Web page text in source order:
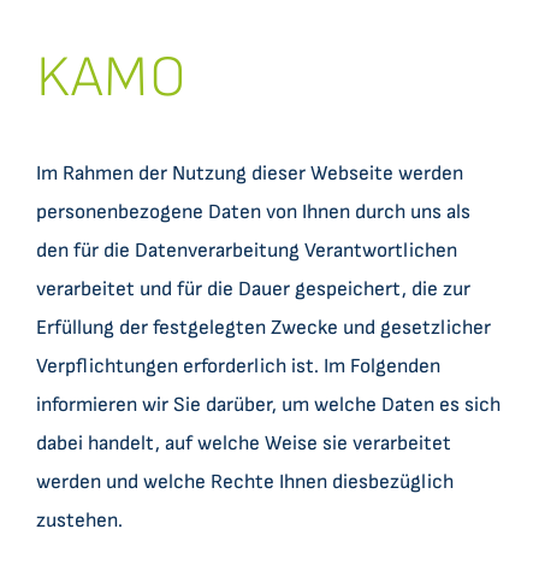
KAMO
Im Rahmen der Nutzung dieser Webseite werden
personenbezogene Daten von Ihnen durch uns als
den für die Datenverarbeitung Verantwortlichen
verarbeitet und für die Dauer gespeichert, die zur
Erfüllung der festgelegten Zwecke und gesetzlicher
Verpflichtungen erforderlich ist. Im Folgenden
informieren wir Sie darüber, um welche Daten es sich
dabei handelt, auf welche Weise sie verarbeitet
werden und welche Rechte Ihnen diesbezüglich
zustehen.